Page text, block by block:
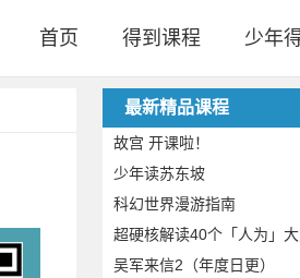
首页 得到课程 少年
最新精品课程
故宫 开课啦！
少年读苏东坡
科幻世界漫游指南
超硬核解读40个「人为」
吴军来信2（年度日更）